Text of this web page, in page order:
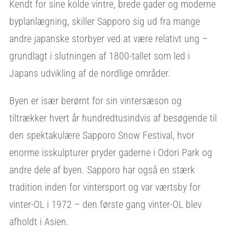
Kendt for sine kolde vintre, brede gader og moderne
byplanlægning, skiller Sapporo sig ud fra mange
andre japanske storbyer ved at være relativt ung –
grundlagt i slutningen af 1800-tallet som led i
Japans udvikling af de nordlige områder.
Byen er især berømt for sin vintersæson og
tiltrækker hvert år hundredtusindvis af besøgende til
den spektakulære Sapporo Snow Festival, hvor
enorme isskulpturer pryder gaderne i Odori Park og
andre dele af byen. Sapporo har også en stærk
tradition inden for vintersport og var værtsby for
vinter-OL i 1972 – den første gang vinter-OL blev
afholdt i Asien.